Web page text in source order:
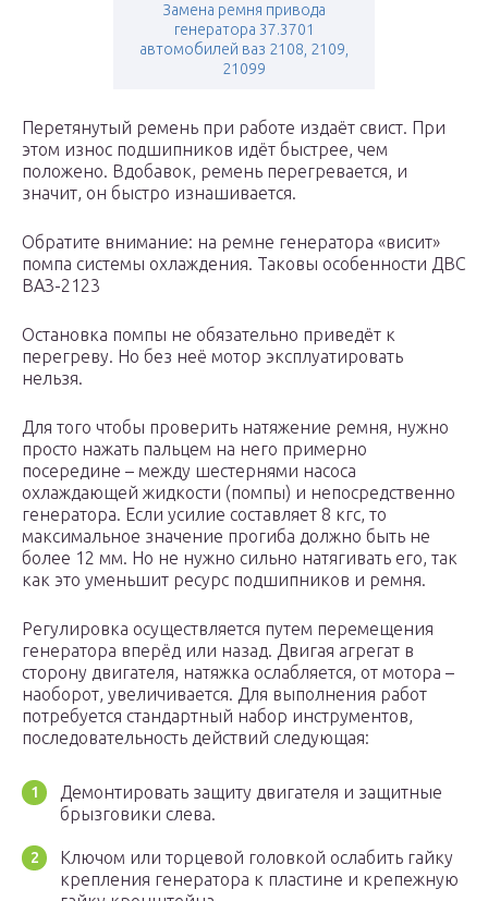
Замена ремня привода
генератора 37.3701
автомобилей ваз 2108, 2109,
21099
Перетянутый ремень при работе издаёт свист. При
этом износ подшипников идёт быстрее, чем
положено. Вдобавок, ремень перегревается, и
значит, он быстро изнашивается.
Обратите внимание: на ремне генератора «висит»
помпа системы охлаждения. Таковы особенности ДВС
ВАЗ-2123
Остановка помпы не обязательно приведёт к
перегреву. Но без неё мотор эксплуатировать
нельзя.
Для того чтобы проверить натяжение ремня, нужно
просто нажать пальцем на него примерно
посередине – между шестернями насоса
охлаждающей жидкости (помпы) и непосредственно
генератора. Если усилие составляет 8 кгс, то
максимальное значение прогиба должно быть не
более 12 мм. Но не нужно сильно натягивать его, так
как это уменьшит ресурс подшипников и ремня.
Регулировка осуществляется путем перемещения
генератора вперёд или назад. Двигая агрегат в
сторону двигателя, натяжка ослабляется, от мотора –
наоборот, увеличивается. Для выполнения работ
потребуется стандартный набор инструментов,
последовательность действий следующая:
Демонтировать защиту двигателя и защитные
брызговики слева.
Ключом или торцевой головкой ослабить гайку
крепления генератора к пластине и крепежную